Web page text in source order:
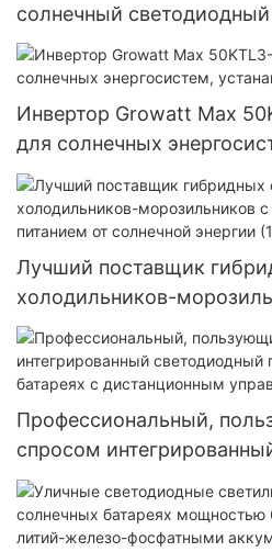
солнечный
серия PAD от
Инвертор Growatt Max
для солнечных
устанавливаемый в сеть.
Лучший поставщик
холодильников-
батареей и питанием от
В постоянного тока).
Профессиональный,
спросом
прожектор на солнечных
дистанционным
производителя.